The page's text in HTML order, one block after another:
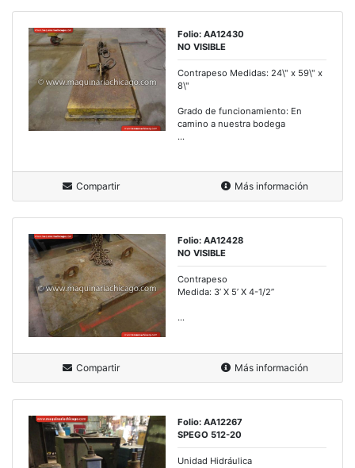
Folio: AA12430
NO VISIBLE
Contrapeso Medidas: 24\" x 59\" x
8\"
Grado de funcionamiento: En
camino a nuestra bodega
...
Compartir Más información
Folio: AA12428
NO VISIBLE
Contrapeso
Medida: 3’ X 5’ X 4-1/2”
...
Compartir Más información
Folio: AA12267
SPEGO 512-20
Unidad Hidráulica